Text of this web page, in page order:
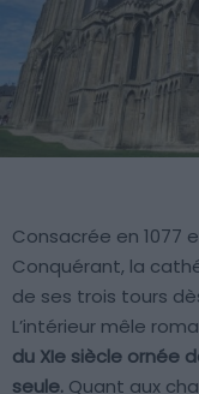
Consacrée en 1077
Conquérant, la
de ses trois tours
L’intérieur mêle
du XIe siècle ornée
seule. Quant aux